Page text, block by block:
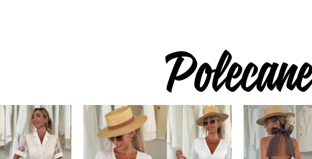
Polecane